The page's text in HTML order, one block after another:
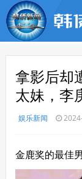
拿影后却
太妹，李
娱乐新闻
金鹿奖的最佳